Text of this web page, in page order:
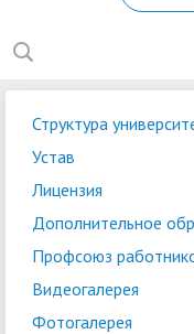
Структура
Устав
Лицензия
Дополнительное
Профсоюз
Видеогалерея
Фотогалерея